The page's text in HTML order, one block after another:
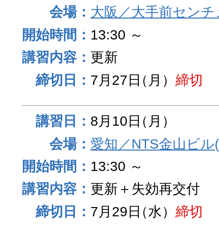
大阪／大手前セン
13:30 ～
更新
7月27日（月） 締切
8月10日（月）
愛知／NTS金山ビ
13:30 ～
更新＋失効再交付
7月29日（水） 締切